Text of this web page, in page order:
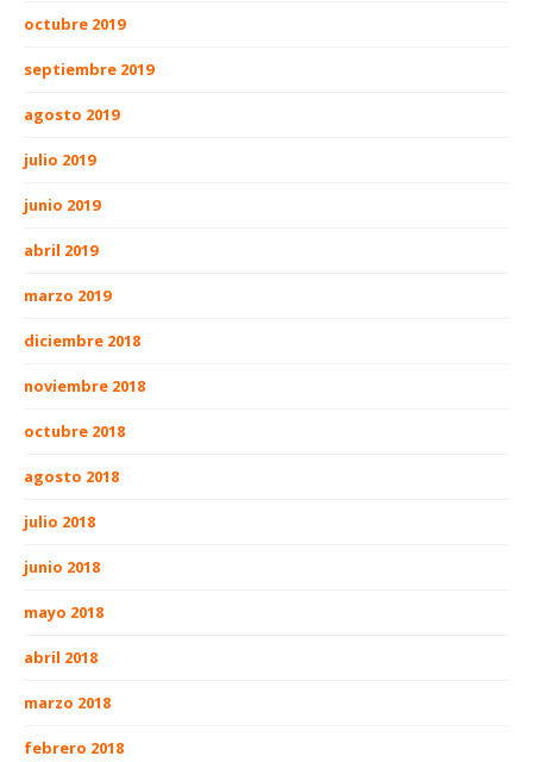
octubre 2019
septiembre 2019
agosto 2019
julio 2019
junio 2019
abril 2019
marzo 2019
diciembre 2018
noviembre 2018
octubre 2018
agosto 2018
julio 2018
junio 2018
mayo 2018
abril 2018
marzo 2018
febrero 2018